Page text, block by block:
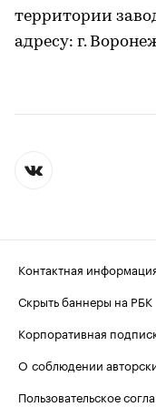
территории
адресу: г.
Контактная
Скрыть баннеры на РБК
Корпоративная
О соблюдении
Пользовательское